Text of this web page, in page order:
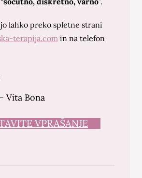
lahko preko spletne strani
terapija.com in na telefon
Vita Bona
VPRAŠANJE